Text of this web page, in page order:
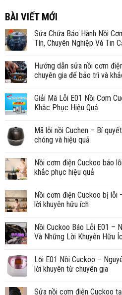
BÀI VIẾT MỚI
Sửa Chữa Bảo Hành Nồi
Tín, Chuyên Nghiệp Và Tin
Hướng dẫn sửa nồi cơm
chuyên gia để bảo trì và
Giải Mã Lỗi E01 Nồi Cơm
Khắc Phục Hiệu Quả
Mã lỗi nồi Cuchen – Bí
chóng và hiệu quả
Nồi cơm điện Cuckoo báo
khắc phục hiệu quả
Nồi cơm điện Cuckoo bị lỗi
lời khuyên hữu ích
Nồi Cuckoo Báo Lỗi E01 –
Và Những Lời Khuyên Hữu
Lỗi E01 Nồi Cuckoo –
lời khuyên từ chuyên gia
Sửa nồi cơm điện Cuckoo